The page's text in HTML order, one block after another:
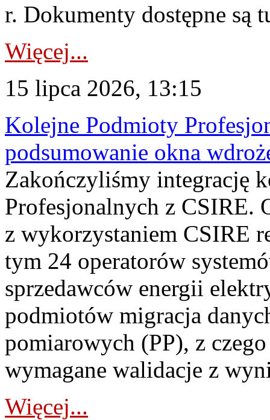
r. Dokumenty dostępne są
Więcej...
15 lipca 2026, 13:15
Kolejne Podmioty
podsumowanie okna
Zakończyliśmy integrację
Profesjonalnych z CSIRE.
z wykorzystaniem CSIRE
tym 24 operatorów
sprzedawców energii
podmiotów migracja
pomiarowych (PP), z
wymagane walidacje z
Więcej...